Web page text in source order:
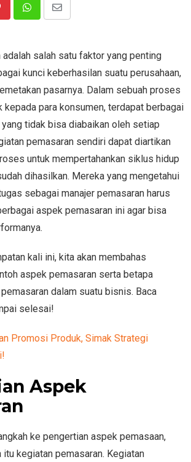
PinterestWhatsappShare
salah satu faktor yang penting
kunci keberhasilan suatu perusahaan,
pasarnya. Dalam sebuah proses
kepada para konsumen, terdapat berbagai
tidak bisa diabaikan oleh setiap
pemasaran sendiri dapat diartikan
untuk mempertahankan siklus hidup
dihasilkan. Mereka yang mengetahui
sebagai manajer pemasaran harus
aspek pemasaran ini agar bisa
kali ini, kita akan membahas
aspek pemasaran serta betapa
dalam suatu bisnis. Baca
selesai!
Promosi Produk, Simak Strategi
Aspek
ke pengertian aspek pemasaan,
itu kegiatan pemasaran. Kegiatan